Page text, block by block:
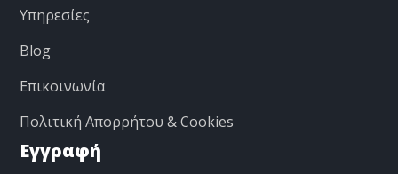
Υπηρεσίες
Blog
Επικοινωνία
Πολιτική Απορρήτου & Cookies
Εγγραφή